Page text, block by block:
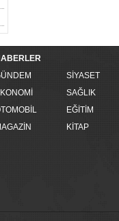
SİYASET
SAĞLIK
EĞİTİM
KİTAP